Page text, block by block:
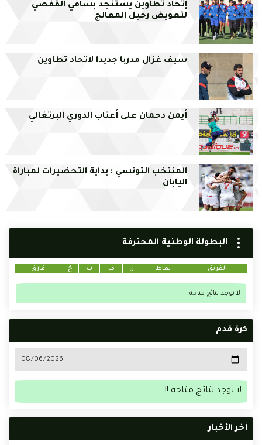
إتحاد تطاوين يستنجد بسامي القفصي
لتعويض رحيل المعالج
سيف غزال مدربا جديدا لاتحاد تطاوين
أيمن دحمان على أعتاب الدوري البرتغالي
المنتخب التونسي : بداية التحضيرات لمباراة
اليابان
البطولة الوطنية المحترفة
الفريق نقاط ل ف ت خ فارق
لا توجد نتائج متاحة !!
كرة قدم
لا توجد نتائج متاحة !!
أخر الأخبار